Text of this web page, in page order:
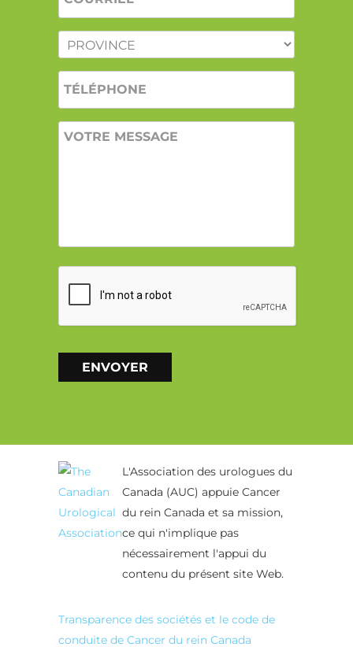
PROVINCE
VOTRE
MESSAGE
ENVOYER
L'Association des urologues du
Canada (AUC) appuie Cancer
du rein Canada et sa mission,
ce qui n'implique pas
nécessairement l'appui du
contenu du présent site Web.
Transparence des sociétés et le code de
conduite de Cancer du rein Canada